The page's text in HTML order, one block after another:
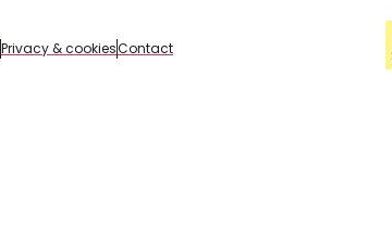
Privacy & cookiesContact